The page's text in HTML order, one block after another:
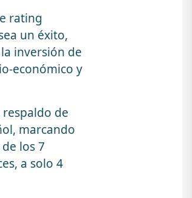
rating
un éxito,
inversión de
económico y
de
marcando
los 7
a solo 4